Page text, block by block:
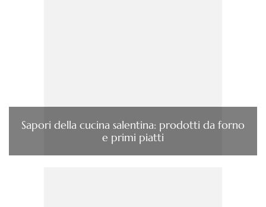
Sapori della cucina salentina: prodotti da forno
e primi piatti